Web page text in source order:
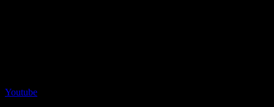
Youtube